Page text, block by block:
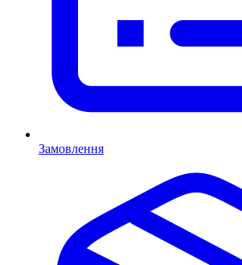
Замовлення